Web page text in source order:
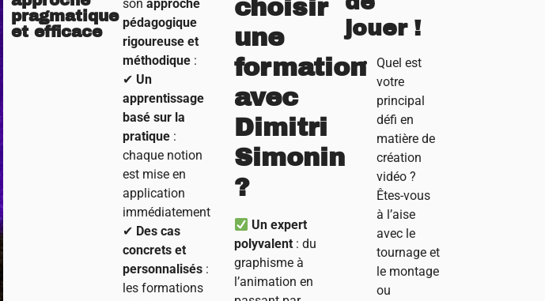
pragmatique
et efficace
sonapproche
pédagogique
rigoureuse et
méthodique :
✔ Un
apprentissage
basé sur la
pratique :
chaque notion
est mise en
application
immédiatement
✔ Des cas
concrets et
personnalisés :
les formations
choisir
une
formation
avec
Dimitri
Simonin
?
Un expert
polyvalent: du
graphisme à
l’animation en
jouer !
Quel est
votre
principal
défi en
matière de
création
vidéo ?
Êtes-vous
à l’aise
avec le
tournage et
le montage
ou